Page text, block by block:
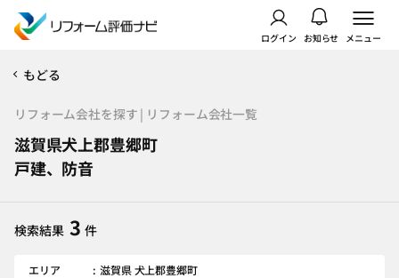
ログイン お知らせ メニュー
もどる
リフォーム会社を探す | リフォーム会社一覧
滋賀県犬上郡豊郷町
戸建、防音
検索結果 3 件
エリア
滋賀県 犬上郡豊郷町